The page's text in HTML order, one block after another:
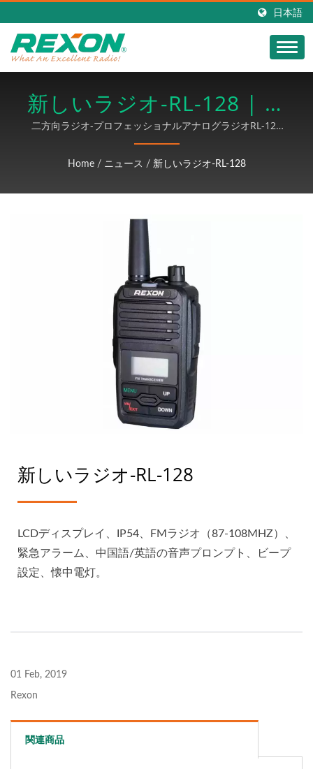
日本語
新しいラジオ-RL-128 | 二
方向ラジオメーカー |
REXON
二方向ラジオ-プロフェッショナルアナログラジオRL-128
M2 | RexonはDMR協会の工場製造認証を取得しており、無
線製品の開発に取り組んでいます。また、SMT、DIP、はん
イヤー加工製品にはMINI DINコネクタ配線、センサーワイ
イヤー配線など、関連するワイヤー加工と組み立ても行って
います。
Home / ニュース / 新しいラジオ-RL-128
新しいラジオ-RL-128
LCDディスプレイ、IP54、FMラジオ（87-108MHZ）、
緊急アラーム、中国語/英語の音声プロンプト、ビープ
設定、懐中電灯。
01 Feb, 2019
Rexon
関連商品